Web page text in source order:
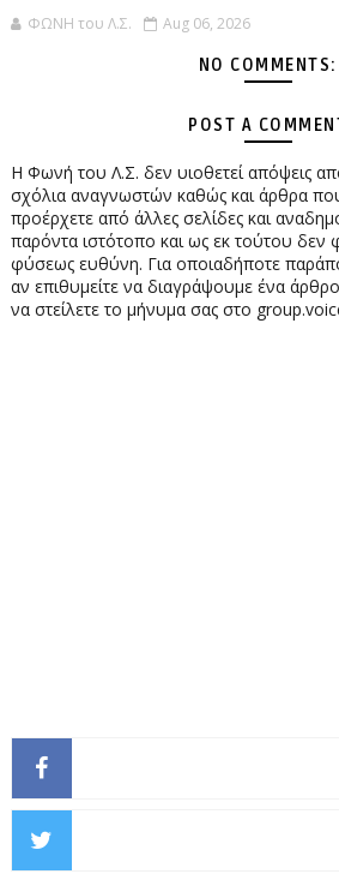
ΦΩΝΗ του Λ.Σ. Aug 06, 2026
NO COMMENTS:
POST A
Η Φωνή του Λ.Σ. δεν υιοθετεί απόψεις
σχόλια αναγνωστών καθώς και άρθρα
προέρχετε από άλλες σελίδες και
παρόντα ιστότοπο και ως εκ τούτου δεν
φύσεως ευθύνη. Για οποιαδήποτε
αν επιθυμείτε να διαγράψουμε ένα
να στείλετε το μήνυμα σας στο